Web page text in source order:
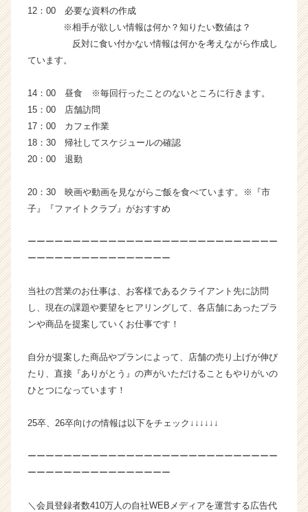
か
ら
ス
が
就
イ
チ
キ
ャ
ア
（C
r
C
a
e
12：00 必要な資料の作成
※相手が欲しい情報は何か？知りたい数値は？
反対に食い付かない情報は何かを考えながら作成し
ています。
14：00 昼食 ※毎回行ったことのないところに行きます。
15：00 店舗訪問
17：00 カフェ作業
18：30 帰社してスケジュールの確認
20：00 退勤
20：30 映画や動画を見ながらご飯を食べています。※『市
子』『ファイトクラブ』がおすすめ
ーーーーーーーーーーーーーーーーーーーーーーーーーーーー
ーーーーーーーーーーーーーーーー
当社の営業のお仕事は、お客様であるクライアント先に訪問
し、現在の課題や要望をヒアリングして、各店舗にあったプラ
ンや商品を提案していくお仕事です！
自分が提案した商品やプランによって、店舗の売り上げが伸び
たり、直接『ありがとう』の声がいただけることもやりがいの
ひとつになっています！
25卒、26卒向けの情報は以下をチェック↓↓↓↓↓↓
ーーーーーーーーーーーーーーーーーーーーーーーーーーーー
ーーーーーーーーーーーーーーーー
＼会員登録者数410万人の自社WEBメディアを運営する広告代